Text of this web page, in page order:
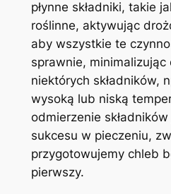
płynne składniki, takie
roślinne, aktywując
aby wszystkie te
sprawnie, minimalizując
niektórych składników,
wysoką lub niską
odmierzenie
sukcesu w pieczeniu,
przygotowujemy chleb
pierwszy.